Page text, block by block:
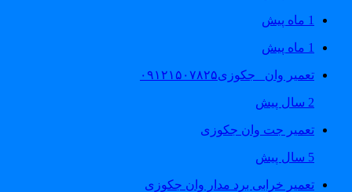
1 ماه پیش
1 ماه پیش
تعمیر وان _جکوزی۰۹۱۲۱۵۰۷۸۲۵
تعمیر جت وان جکوزی
تعمیر خرابی برد مدار وان جکوزی